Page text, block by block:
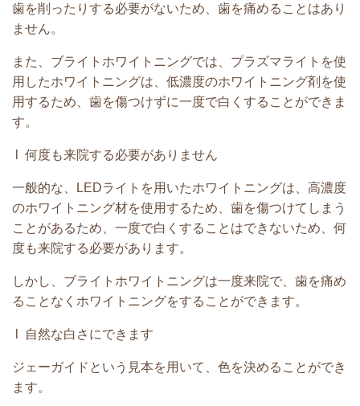
歯を削ったりする必要がないため、歯を痛めることはあり
ません。
また、ブライトホワイトニングでは、プラズマライトを使
用したホワイトニングは、低濃度のホワイトニング剤を使
用するため、歯を傷つけずに一度で白くすることができま
す。
l 何度も来院する必要がありません
一般的な、LEDライトを用いたホワイトニングは、高濃度
のホワイトニング材を使用するため、歯を傷つけてしまう
ことがあるため、一度で白くすることはできないため、何
度も来院する必要があります。
しかし、ブライトホワイトニングは一度来院で、歯を痛め
ることなくホワイトニングをすることができます。
l 自然な白さにできます
ジェーガイドという見本を用いて、色を決めることができ
ます。